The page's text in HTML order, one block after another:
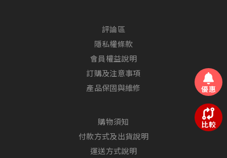
評論區
隱私權條款
會員權益說明
訂購及注意事項
產品保固與維修
購物須知
付款方式及出貨說明
運送方式說明
優惠
比較